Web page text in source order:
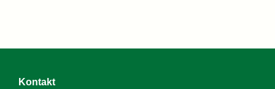
Kontakt